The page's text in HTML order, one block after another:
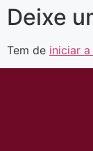
Deixe
Tem de iniciar a